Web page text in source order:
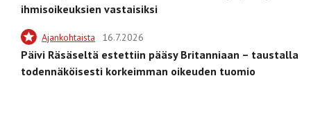
ihmisoikeuksien vastaisiksi
Ajankohtaista 16.7.2026
Päivi Räsäseltä estettiin pääsy Britanniaan – taustalla
todennäköisesti korkeimman oikeuden tuomio